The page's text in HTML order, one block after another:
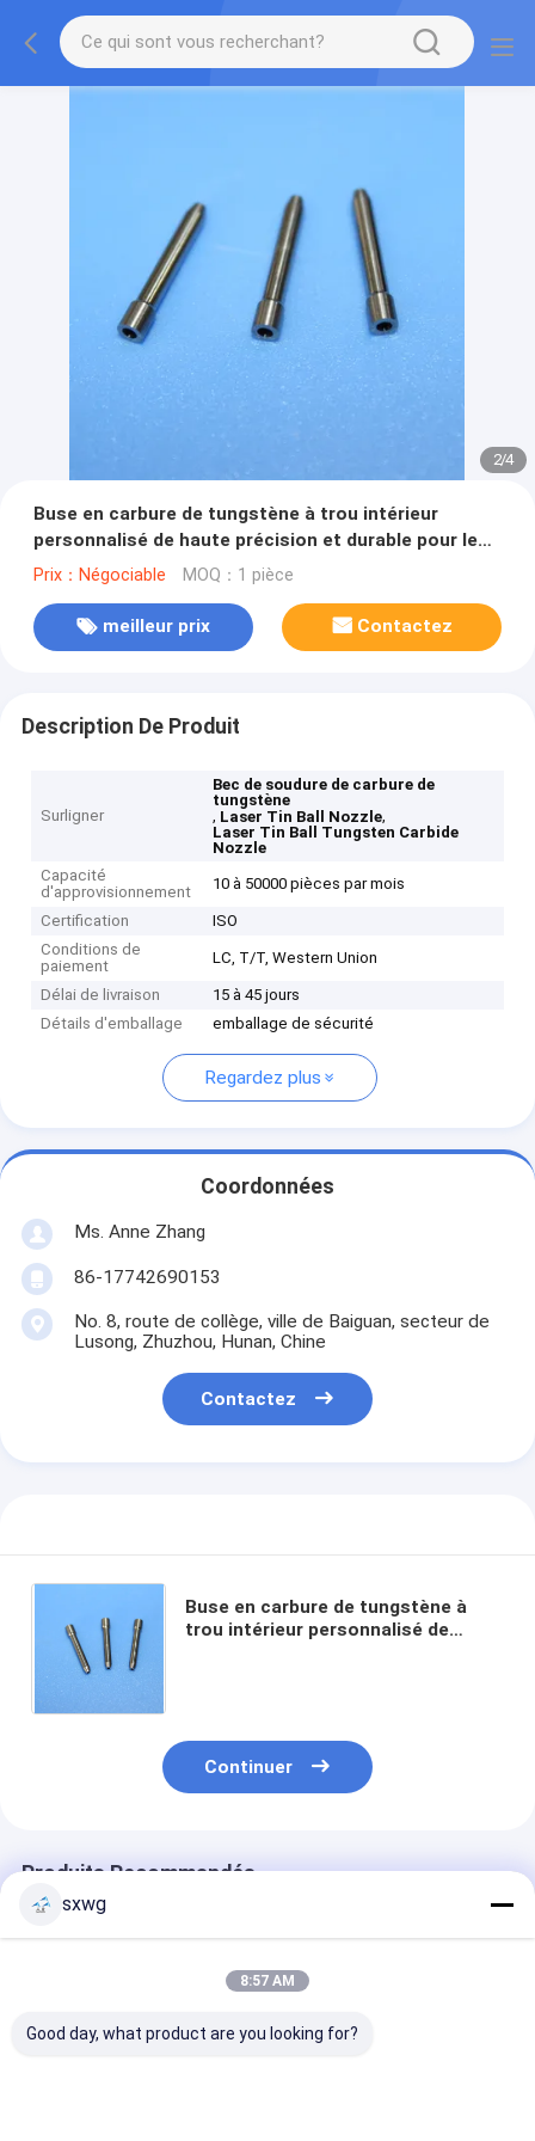
2/4
Buse en carbure de tungstène à trou intérieur
personnalisé de haute précision et durable pour le
soudage au laser de billes d'étain
Prix：Négociable MOQ：1 pièce
meilleur prix Contactez
Description De Produit
Surligner
Bec de soudure de carbure de
tungstène
, Laser Tin Ball Nozzle,
Laser Tin Ball Tungsten Carbide
Nozzle
Capacité
d'approvisionnement
10 à 50000 pièces par mois
Certification
ISO
Conditions de
paiement
LC, T/T, Western Union
Délai de livraison
15 à 45 jours
Détails d'emballage
emballage de sécurité
Regardez plus
Coordonnées
Ms. Anne Zhang
86-17742690153
No. 8, route de collège, ville de Baiguan, secteur de
Lusong, Zhuzhou, Hunan, Chine
Contactez
Buse en carbure de tungstène à
trou intérieur personnalisé de
Continuer
Produits Recommandés
sxwg
8:57 AM
Good day, what product are you looking for?